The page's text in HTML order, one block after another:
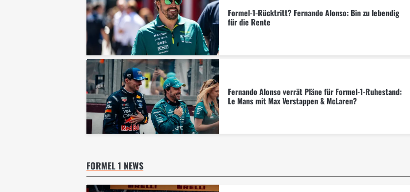
Formel-1-Rücktritt? Fernando Alonso: Bin zu lebendig
für die Rente
Fernando Alonso verrät Pläne für Formel-1-Ruhestand:
Le Mans mit Max Verstappen & McLaren?
FORMEL 1 NEWS